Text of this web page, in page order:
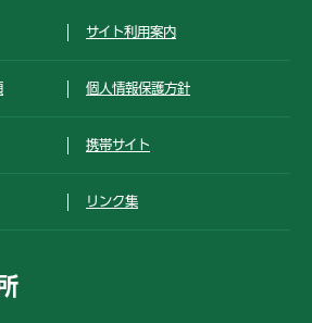
サイト利用案内
個人情報保護方針
携帯サイト
リンク集